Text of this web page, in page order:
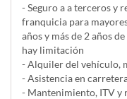
- Seguro a a terceros y
franquicia para
años y más de 2 años
hay limitación
- Alquiler del vehí­culo,
- Asistencia en
- Mantenimiento, ITV y